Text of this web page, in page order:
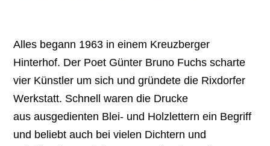
Alles begann 1963 in einem Kreuzberger
Hinterhof. Der Poet Günter Bruno Fuchs scharte
vier Künstler um sich und gründete die Rixdorfer
Werkstatt. Schnell waren die Drucke
aus ausgedienten Blei- und Holzlettern ein Begriff
und beliebt auch bei vielen Dichtern und